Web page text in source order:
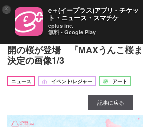
うんこミュージアム TOKYO 期
開の桜が登場 『MAXうんこ桜
決定の画像1/3
ニュース
イベント/レジャー アート
記事に戻る
× e＋(イープラス)アプリ - チケッ
ト・ニュース・スマチケ
eplus inc.
無料 - Google Play